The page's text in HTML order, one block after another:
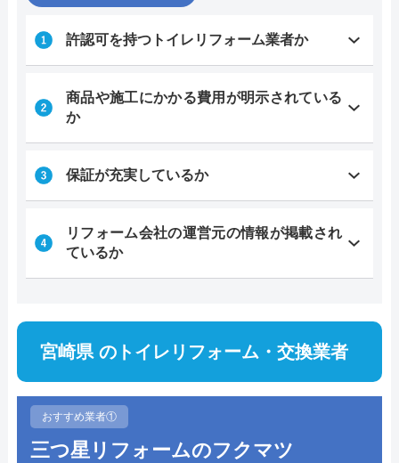
許認可を持つトイレリフォーム業者か
商品や施工にかかる費用が明示されている
か
保証が充実しているか
リフォーム会社の運営元の情報が掲載され
ているか
宮崎県 のトイレリフォーム・交換業者
おすすめ業者①
三つ星リフォームのフクマツ